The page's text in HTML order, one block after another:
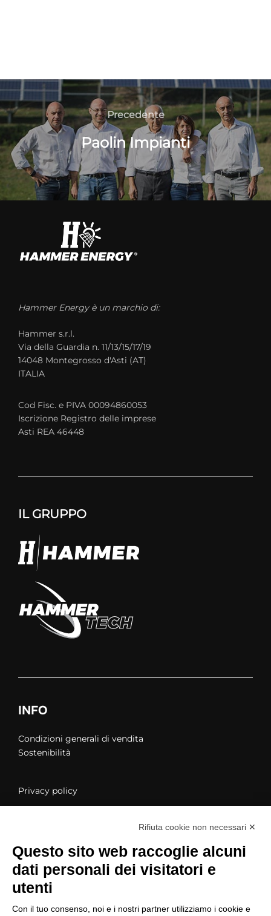
Precedente
Paolin Impianti
Hammer Energy è un marchio di:
Hammer s.r.l.
Via della Guardia n. 11/13/15/17/19
14048 Montegrosso d'Asti (AT)
ITALIA
Cod Fisc. e PIVA 00094860053
Iscrizione Registro delle imprese
Asti REA 46448
IL GRUPPO
INFO
Condizioni generali di vendita
Sostenibilità
Privacy policy
Rifiuta cookie non necessari ✕
Questo sito web raccoglie alcuni
dati personali dei visitatori e
utenti
Con il tuo consenso, noi e i nostri partner utilizziamo i cookie e